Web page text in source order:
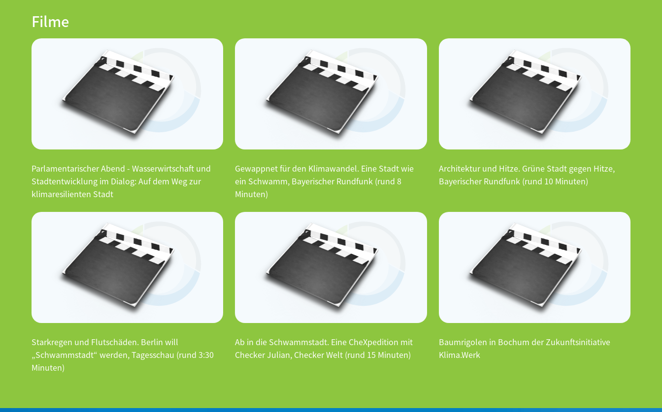
Filme
Parlamentarischer Abend - Wasserwirtschaft und
Stadtentwicklung im Dialog: Auf dem Weg zur
klimaresilienten Stadt
Gewappnet für den Klimawandel. Eine Stadt wie
ein Schwamm, Bayerischer Rundfunk (rund 8
Minuten)
Architektur und Hitze. Grüne Stadt gegen Hitze,
Bayerischer Rundfunk (rund 10 Minuten)
Starkregen und Flutschäden. Berlin will
„Schwammstadt“ werden, Tagesschau (rund 3:30
Minuten)
Ab in die Schwammstadt. Eine CheXpedition mit
Checker Julian, Checker Welt (rund 15 Minuten)
Baumrigolen in Bochum der Zukunftsinitiative
Klima.Werk